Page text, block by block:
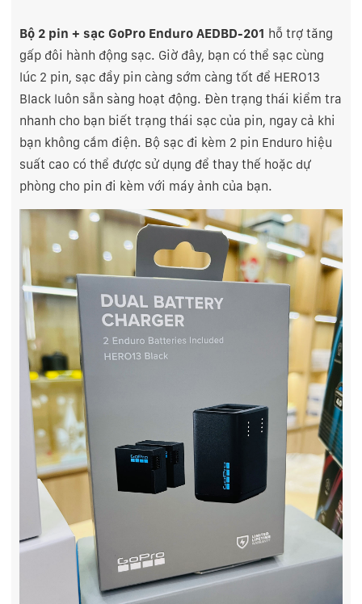
Bộ 2 pin + sạc GoPro Enduro AEDBD-201 hỗ trợ tăng
gấp đôi hành động sạc. Giờ đây, bạn có thể sạc cùng
lúc 2 pin, sạc đầy pin càng sớm càng tốt để HERO13
Black luôn sẵn sàng hoạt động. Đèn trạng thái kiểm tra
nhanh cho bạn biết trạng thái sạc của pin, ngay cả khi
bạn không cắm điện. Bộ sạc đi kèm 2 pin Enduro hiệu
suất cao có thể được sử dụng để thay thế hoặc dự
phòng cho pin đi kèm với máy ảnh của bạn.